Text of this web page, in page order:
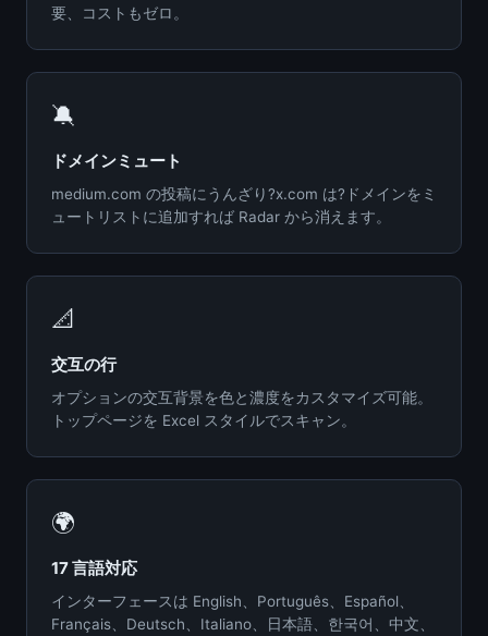
要、コストもゼロ。
🔕
ドメインミュート
medium.com の投稿にうんざり?x.com は?ドメインをミ
ュートリストに追加すれば Radar から消えます。
📐
交互の行
オプションの交互背景を色と濃度をカスタマイズ可能。
トップページを Excel スタイルでスキャン。
🌍
17 言語対応
インターフェースは English、Português、Español、
Français、Deutsch、Italiano、日本語、한국어、中文、